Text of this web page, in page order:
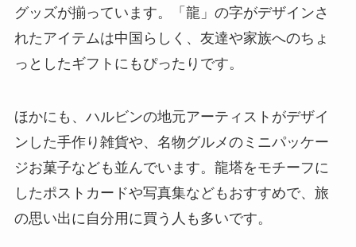
グッズが揃っています。「龍」の字がデザインさ
れたアイテムは中国らしく、友達や家族へのちょ
っとしたギフトにもぴったりです。
ほかにも、ハルビンの地元アーティストがデザイ
ンした手作り雑貨や、名物グルメのミニパッケー
ジお菓子なども並んでいます。龍塔をモチーフに
したポストカードや写真集などもおすすめで、旅
の思い出に自分用に買う人も多いです。